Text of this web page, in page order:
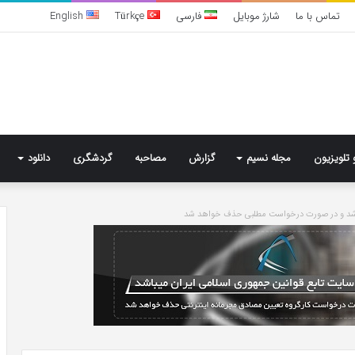
تماس با ما شارژ موبایل فارسی Türkçe
English
تلویزیون مجله نسیم گزارش مصاحبه گردشگری دانلود
و در صورت درخواست مطلبی حذف خواهد شد
سندرم
پرادر-
ویلی
چگونه
انجام
4 روز پیش